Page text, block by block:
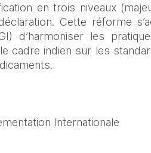
en trois niveaux
Cette réforme
d’harmoniser les
le cadre indien sur les
Internationale